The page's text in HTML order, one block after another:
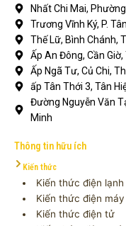
Nhất Chi Mai,
Trương Vĩnh Ký, P.
Thế Lữ, Bình Chánh,
Ấp An Đông, Cần
Ấp Ngã Tư, Củ Chi,
ấp Tân Thới 3, Tân
Đường Nguyễn Văn
Minh
Thông tin hữu ích
Kiến thức
Kiến thức điện lạnh
Kiến thức điện máy
Kiến thức điện tử